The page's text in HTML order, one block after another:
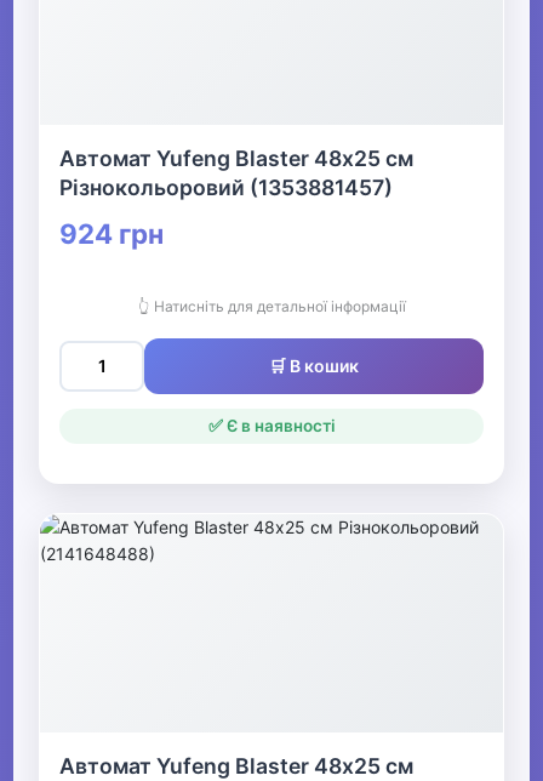
Автомат Yufeng Blaster 48х25 см
Різнокольоровий (1353881457)
924 грн
👆 Натисніть для детальної інформації
🛒 В кошик
✅ Є в наявності
Автомат Yufeng Blaster 48х25 см